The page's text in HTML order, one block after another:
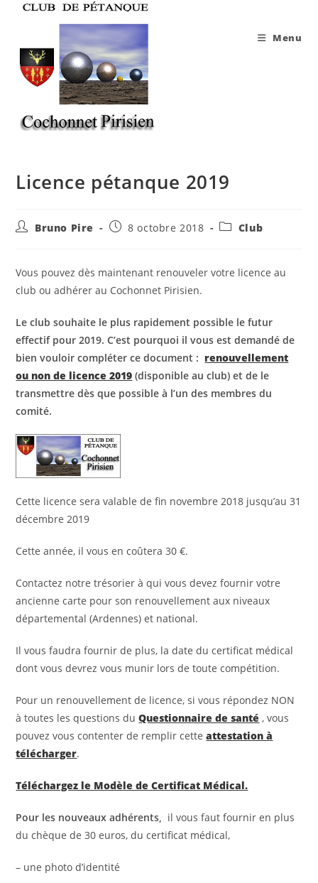
Menu
Licence pétanque 2019
Auteur/autrice
publication :
Bruno Pire
Publication
8 octobre 2018
PostClub
Vous pouvez dès maintenant renouveler votre licence au
club ou adhérer au Cochonnet Pirisien.
Le club souhaite le plus rapidement possible le futur
effectif pour 2019. C’est pourquoi il vous est demandé de
bien vouloir compléter ce document : renouvellement
ou non de licence 2019 (disponible au club) et de le
transmettre dès que possible à l’un des membres du
comité.
Cette licence sera valable de fin novembre 2018 jusqu’au 31
décembre 2019
Cette année, il vous en coûtera 30 €.
Contactez notre trésorier à qui vous devez fournir votre
ancienne carte pour son renouvellement aux niveaux
départemental (Ardennes) et national.
Il vous faudra fournir de plus, la date du certificat médical
dont vous devrez vous munir lors de toute compétition.
Pour un renouvellement de licence, si vous répondez NON
à toutes les questions duQuestionnaire de santé , vous
pouvez vous contenter de remplir cetteattestation à
télécharger.
Téléchargez le Modèle de Certificat Médical.
Pour les nouveaux adhérents, il vous faut fournir en plus
du chèque de 30 euros, du certificat médical,
– une photo d’identité